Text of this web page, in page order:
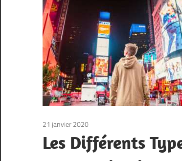
21 janvier 2020
Les Différents